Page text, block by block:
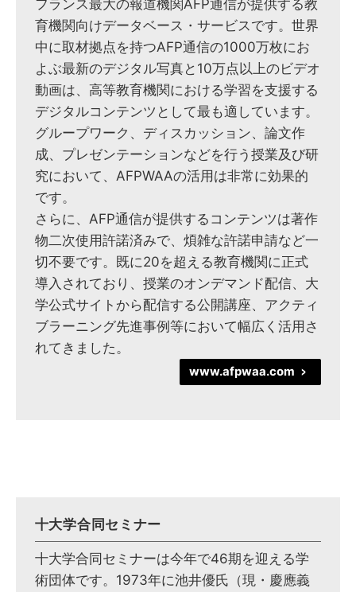
フランス最大の報道機関AFP通信が提供する教
育機関向けデータベース・サービスです。世界
中に取材拠点を持つAFP通信の1000万枚にお
よぶ最新のデジタル写真と10万点以上のビデオ
動画は、高等教育機関における学習を支援する
デジタルコンテンツとして最も適しています。
グループワーク、ディスカッション、論文作
成、プレゼンテーションなどを行う授業及び研
究において、AFPWAAの活用は非常に効果的
です。
さらに、AFP通信が提供するコンテンツは著作
物二次使用許諾済みで、煩雑な許諾申請など一
切不要です。既に20を超える教育機関に正式
導入されており、授業のオンデマンド配信、大
学公式サイトから配信する公開講座、アクティ
ブラーニング先進事例等において幅広く活用さ
れてきました。
www.afpwaa.com >
十大学合同セミナー
十大学合同セミナーは今年で46期を迎える学
術団体です。1973年に池井優氏（現・慶應義